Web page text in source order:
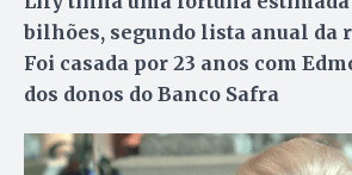
bilhões, segundo lista anual da
Foi casada por 23 anos com
dos donos do Banco Safra